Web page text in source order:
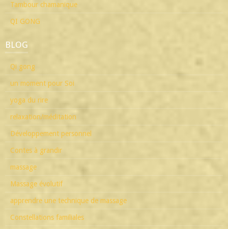
Tambour chamanique
QI GONG
BLOG
Qi gong
un moment pour Soi
yoga du rire
relaxation/méditation
Développement personnel
Contes à grandir
massage
Massage évolutif
apprendre une technique de massage
Constellations familiales